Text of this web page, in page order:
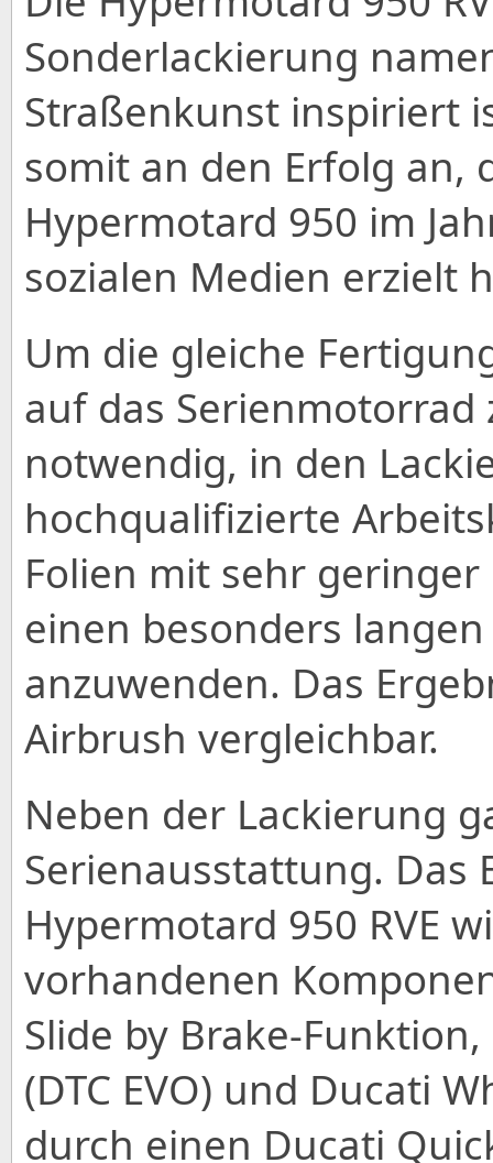
Sonderlackierung
Straßenkunst inspiriert
somit an den Erfolg an,
Hypermotard 950 im
sozialen Medien erzielt
Um die gleiche
auf das
notwendig, in den
hochqualifizierte
Folien mit sehr
einen besonders
anzuwenden. Das
Airbrush vergleichbar.
Neben der Lackierung
Serienausstattung. Das
Hypermotard 950 RVE
vorhandenen
Slide by Brake-
(DTC EVO) und Ducati
durch einen Ducati